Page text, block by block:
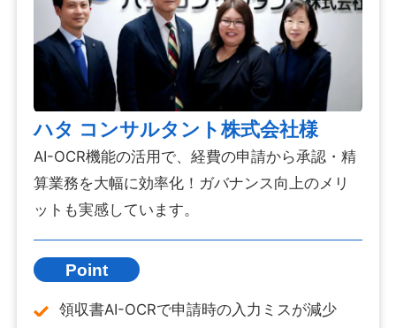
ハタ コンサルタント株式会社様
AI-OCR機能の活用で、経費の申請から承認・精
算業務を大幅に効率化！ガバナンス向上のメリ
ットも実感しています。
Point
領収書AI-OCRで申請時の入力ミスが減少